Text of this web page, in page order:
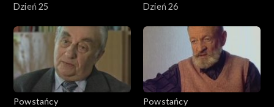
Dzień 25
Dzień 26
Powstańcy
Powstańcy